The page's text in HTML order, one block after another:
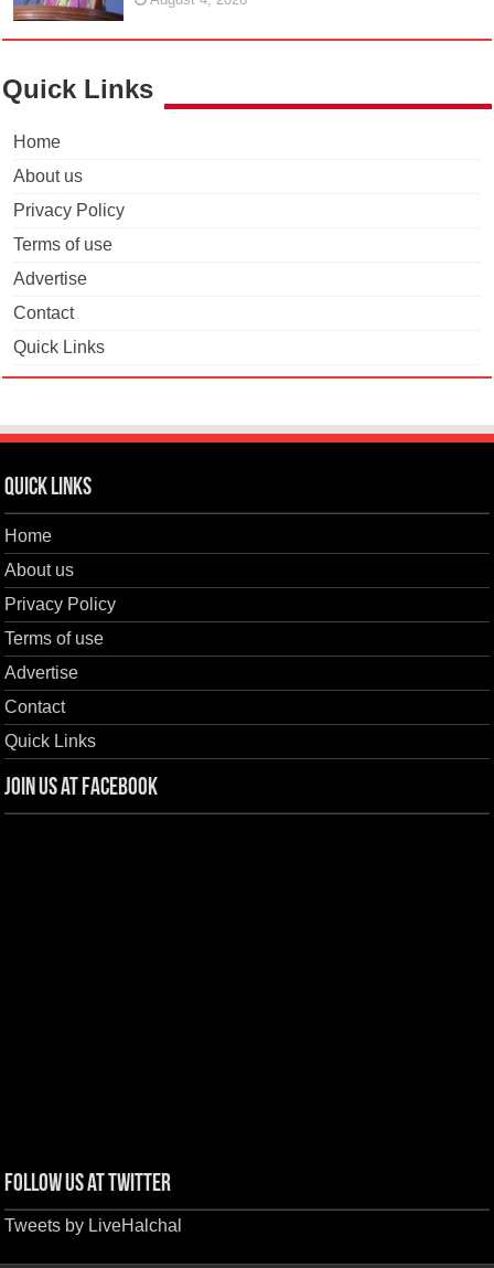
Quick Links
Home
About us
Privacy Policy
Terms of use
Advertise
Contact
Quick Links
Quick Links
Home
About us
Privacy Policy
Terms of use
Advertise
Contact
Quick Links
Join us at Facebook
Follow us at Twitter
Tweets by LiveHalchal